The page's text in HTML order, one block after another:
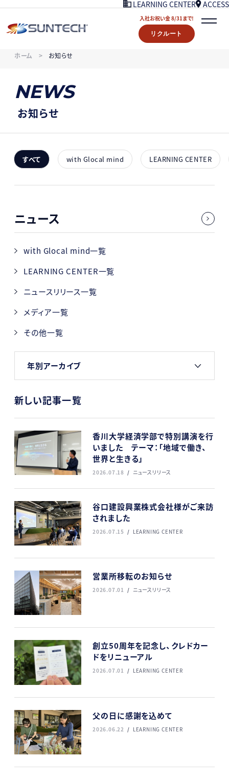
LEARNING CENTER ACCESS
入社お祝い金 8/31まで!
リクルート
STORY
LEARNING CENTER
入社お祝い金プレゼント 8/31まで！
リクルート
ホーム お知らせ
NEWS
お知らせ
すべて with Glocal mind LEARNING CENTER
ニュース
with Glocal mind一覧
LEARNING CENTER一覧
ニュースリリース一覧
メディア一覧
その他一覧
年別アーカイブ
新しい記事一覧
香川大学経済学部で特別講演を行
いました テーマ：「地域で働き、
世界と生きる」
2026.07.18 ニュースリリース
谷口建設興業株式会社様がご来訪
されました
2026.07.15 LEARNING CENTER
営業所移転のお知らせ
2026.07.01 ニュースリリース
創立50周年を記念し、クレドカー
ドをリニューアル
2026.07.01 LEARNING CENTER
父の日に感謝を込めて
2026.06.22 LEARNING CENTER